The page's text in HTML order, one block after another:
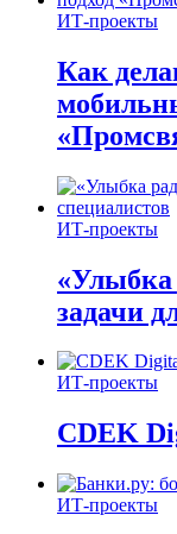
ИТ-проекты
Как
ИТ-проекты
«Улыбка
задачи
ИТ-проекты
CDEK
ИТ-проекты